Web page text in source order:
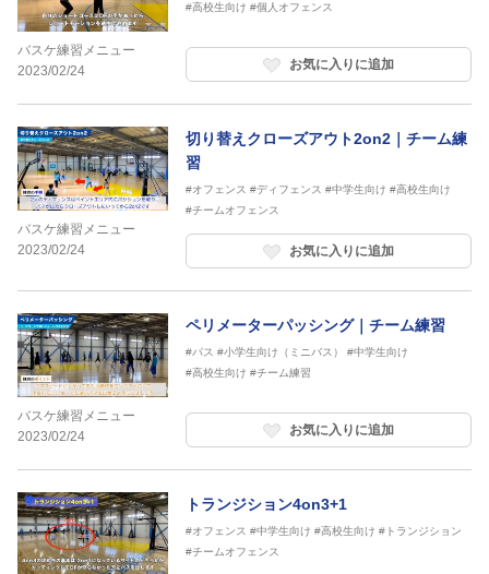
バスケ練習メニュー
2023/02/24
#高校生向け #個人オフェンス
お気に入りに追加
バスケ練習メニュー
2023/02/24
切り替えクローズアウト2on2｜チーム練
習
#オフェンス #ディフェンス #中学生向け #高校生向け
#チームオフェンス
お気に入りに追加
バスケ練習メニュー
2023/02/24
ペリメーターパッシング｜チーム練習
#パス #小学生向け（ミニバス）
#中学生向け
#高校生向け #チーム練習
お気に入りに追加
トランジション4on3+1
#オフェンス #中学生向け #高校生向け #トランジション
#チームオフェンス